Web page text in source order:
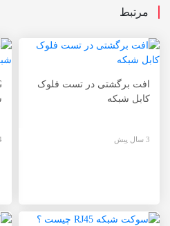
مرتبط
افت برگشتی در تست فلوک
کابل شبکه
3 سال پیش 4 سال پیش